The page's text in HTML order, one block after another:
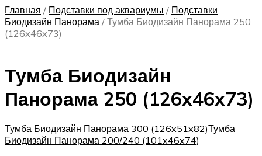
Главная / Подставки под аквариумы / Подставки
Биодизайн Панорама / Тумба Биодизайн Панорама 250
(126x46x73)
Тумба Биодизайн
Панорама 250 (126x46x73)
Тумба Биодизайн Панорама 300 (126x51x82)Тумба
Биодизайн Панорама 200/240 (101x46x74)